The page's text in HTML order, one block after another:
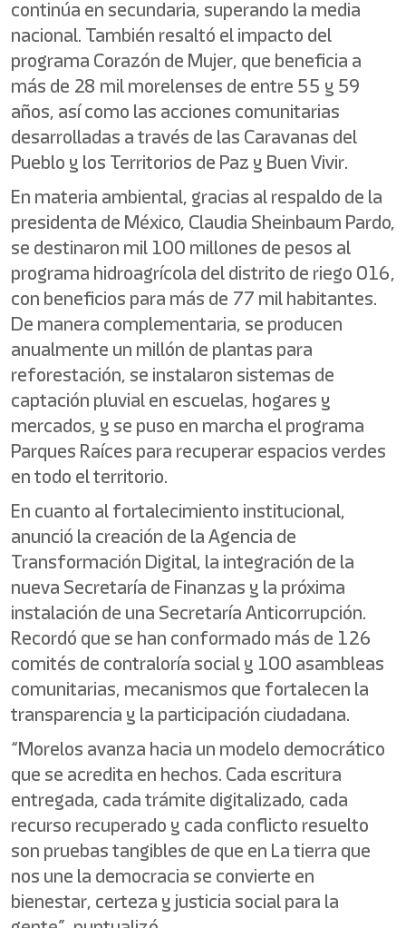
continúa en secundaria, superando la media
nacional. También resaltó el impacto del
programa Corazón de Mujer, que beneficia a
más de 28 mil morelenses de entre 55 y 59
años, así como las acciones comunitarias
desarrolladas a través de las Caravanas del
Pueblo y los Territorios de Paz y Buen Vivir.
En materia ambiental, gracias al respaldo de la
presidenta de México, Claudia Sheinbaum Pardo,
se destinaron mil 100 millones de pesos al
programa hidroagrícola del distrito de riego 016,
con beneficios para más de 77 mil habitantes.
De manera complementaria, se producen
anualmente un millón de plantas para
reforestación, se instalaron sistemas de
captación pluvial en escuelas, hogares y
mercados, y se puso en marcha el programa
Parques Raíces para recuperar espacios verdes
en todo el territorio.
En cuanto al fortalecimiento institucional,
anunció la creación de la Agencia de
Transformación Digital, la integración de la
nueva Secretaría de Finanzas y la próxima
instalación de una Secretaría Anticorrupción.
Recordó que se han conformado más de 126
comités de contraloría social y 100 asambleas
comunitarias, mecanismos que fortalecen la
transparencia y la participación ciudadana.
“Morelos avanza hacia un modelo democrático
que se acredita en hechos. Cada escritura
entregada, cada trámite digitalizado, cada
recurso recuperado y cada conflicto resuelto
son pruebas tangibles de que en La tierra que
nos une la democracia se convierte en
bienestar, certeza y justicia social para la